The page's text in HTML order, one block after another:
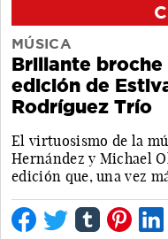
MÚSICA
Brillante
edición de
Rodríguez Trío
El virtuosismo de la
Hernández y Michael
edición que, una vez